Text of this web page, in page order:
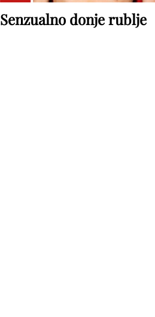
Senzualno donje rublje